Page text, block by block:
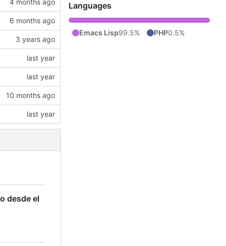
desde el
Languages
Emacs Lisp99.5% PHP0.5%